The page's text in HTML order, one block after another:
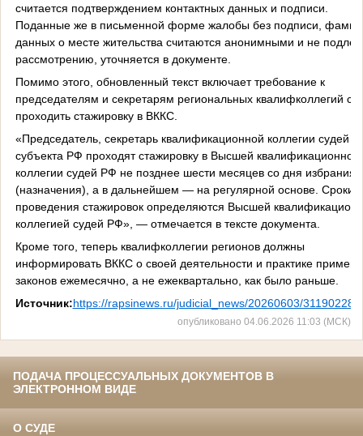
считается подтверждением контактных данных и подписи.
Поданные же в письменной форме жалобы без подписи,
данных о месте жительства считаются анонимными и не
рассмотрению, уточняется в документе.
Помимо этого, обновленный текст включает требование к
председателям и секретарям региональных квалифколлегий
проходить стажировку в ВККС.
«Председатель, секретарь квалификационной коллегии судей
субъекта РФ проходят стажировку в Высшей квалификационной
коллегии судей РФ не позднее шести месяцев со дня избрания
(назначения), а в дальнейшем — на регулярной основе. Сроки
проведения стажировок определяются Высшей
коллегией судей РФ», — отмечается в тексте документа.
Кроме того, теперь квалифколлегии регионов должны
информировать ВККС о своей деятельности и практике
законов ежемесячно, а не ежеквартально, как было раньше.
Источник:https://rapsinews.ru/judicial_news/20260603/
опубликовано 04.06.2026 11:03 (МСК)
ПОДАЧА ПРОЦЕССУАЛЬНЫХ ДОКУМЕНТОВ В
ЭЛЕКТРОННОМ ВИДЕ
О СУДЕ